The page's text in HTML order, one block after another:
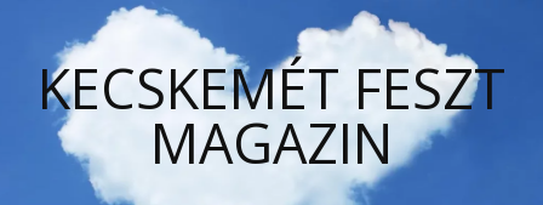
KECSKEMÉT FESZT
MAGAZIN